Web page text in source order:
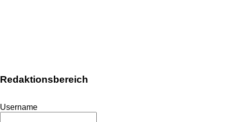
Redaktionsbereich
Username